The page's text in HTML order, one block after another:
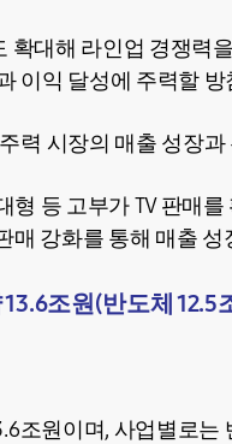
확대해 라인업 경쟁력
이익 달성에 주력할 방
력 시장의 매출 성장
대형 등 고부가 TV 판
매 강화를 통해 매출
조원(반도체
조원이며, 사업별로